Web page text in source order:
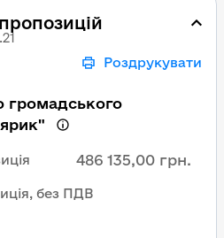
Роздрукувати
громадського
486 135,00 грн.
без ПДВ